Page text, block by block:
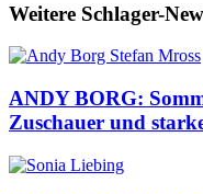
Weitere Schlager-
ANDY BORG:
Zuschauer und